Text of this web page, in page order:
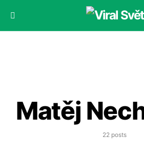
Matěj
22 posts